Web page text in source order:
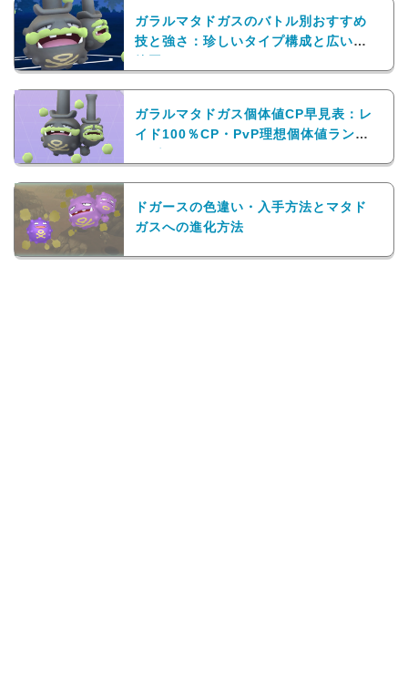
ガラルマタドガスのバトル別おすすめ
技と強さ：珍しいタイプ構成と広い技
ガラルマタドガス個体値CP早見表：レ
イド100％CP・PvP理想個体値ランキ
ドガースの色違い・入手方法とマタド
ガスへの進化方法